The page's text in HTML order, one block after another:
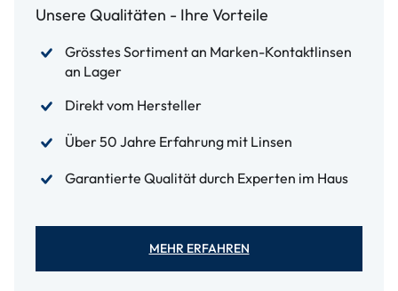
Unsere Qualitäten - Ihre Vorteile
Grösstes Sortiment an Marken-Kontaktlinsen
an Lager
Direkt vom Hersteller
Über 50 Jahre Erfahrung mit Linsen
Garantierte Qualität durch Experten im Haus
MEHR ERFAHREN